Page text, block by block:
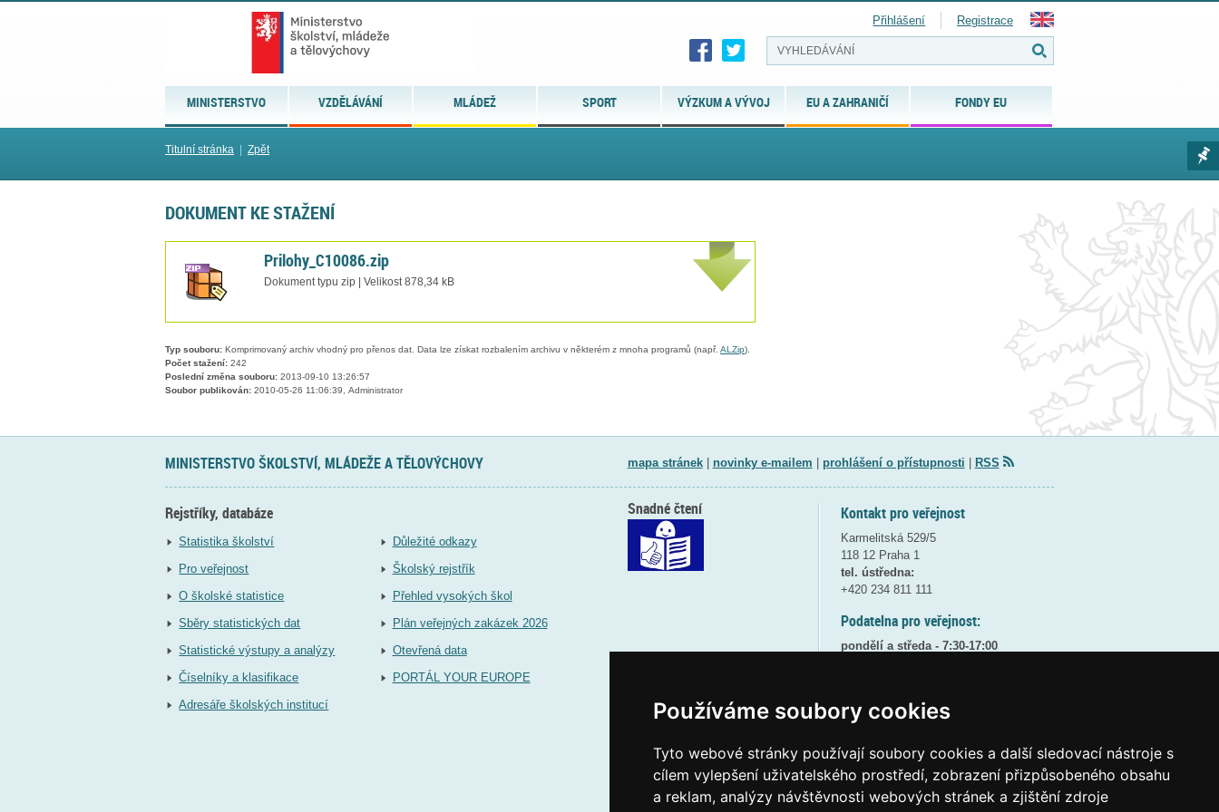
Používáme soubory cookies
Tyto webové stránky používají soubory cookies a další sledovací nástroje s
cílem vylepšení uživatelského prostředí, zobrazení přizpůsobeného obsahu
a reklam, analýzy návštěvnosti webových stránek a zjištění zdroje
MINISTERSTVO VZDĚLÁVÁNÍ MLÁDEŽ SPORT VÝZKUM A VÝVOJ EU A ZAHRANIČÍ FONDY EU
Přihlášení Registrace
Titulní stránka Zpět
DOKUMENT KE STAŽENÍ
Prilohy_C10086.zip
Dokument typu zip | Velikost 878,34 kB
Typ souboru: Komprimovaný archiv vhodný pro přenos dat. Data lze získat rozbalením archivu v některém z mnoha programů (např. ALZip).
Počet stažení: 242
Poslední změna souboru: 2013-09-10 13:26:57
Soubor publikován: 2010-05-26 11:06:39, Administrator
MINISTERSTVO ŠKOLSTVÍ, MLÁDEŽE A TĚLOVÝCHOVY mapa stránek| novinky e-mailem prohlášení o přístupnosti RSS
Rejstříky, databáze
Statistika školství
Pro veřejnost
O školské statistice
Sběry statistických dat
Statistické výstupy a analýzy
Číselníky a klasifikace
Adresáře školských institucí
Důležité odkazy
Školský rejstřík
Přehled vysokých škol
Plán veřejných zakázek 2026
Otevřená data
PORTÁL YOUR EUROPE
Kontakt pro veřejnost
Karmelitská 529/5
118 12 Praha 1
tel. ústředna:
+420 234 811 111
Podatelna pro veřejnost:
pondělí a středa - 7:30-17:00
8:30 - 9:30 - bezpečnostní přestávka
Elektronická podatelna:
posta@msmtgov cz
Snadné čtení